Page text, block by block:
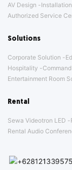
AV Design Installation
Authorized Service
Solutions
Corporate Solution
Hospitality
Entertainment Room
Rental
Sewa Videotron LED
Rental Audio